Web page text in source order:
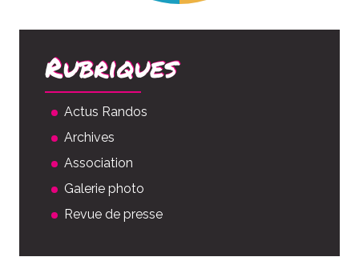
Rubriques
Actus Randos
Archives
Association
Galerie photo
Revue de presse